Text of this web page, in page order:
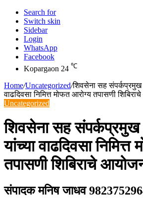
Search for
Switch skin
Sidebar
Login
WhatsApp
Facebook
Kopargaon 24 ℃
Home/Uncategorized/शिवसेना सह संपर्कप्रमुख
वाढदिवसा निमित्त मोफत आरोग्य तपासणी
Uncategorized
शिवसेना सह संपर्कप्रमुख
यांच्या वाढदिवसा
तपासणी शिबिराचे
संपादक मनिष जाधव